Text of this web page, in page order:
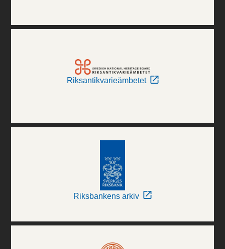
Riksantikvarieämbetet
Riksbankens arkiv